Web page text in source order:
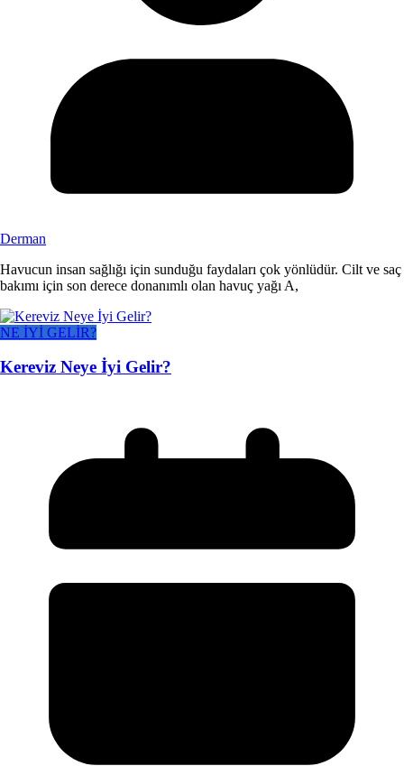
Derman
Havucun insan sağlığı için sunduğu faydaları çok yönlüdür. Cilt ve saç
bakımı için son derece donanımlı olan havuç yağı A,
NE İYİ GELİR?
Kereviz Neye İyi Gelir?